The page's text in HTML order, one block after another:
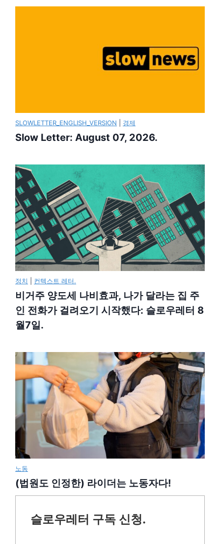
SLOWLETTER_ENGLISH_VERSION 경제
Slow Letter: August 07, 2026.
정치 컨텍스트 레터.
비거주 양도세 나비효과, 나가 달라는 집 주
인 전화가 걸려오기 시작했다: 슬로우레터 8
월7일.
노동
(법원도 인정한) 라이더는 노동자다!
슬로우레터 구독 신청.